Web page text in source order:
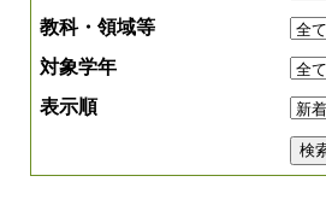
教科・領域等
対象学年
表示順